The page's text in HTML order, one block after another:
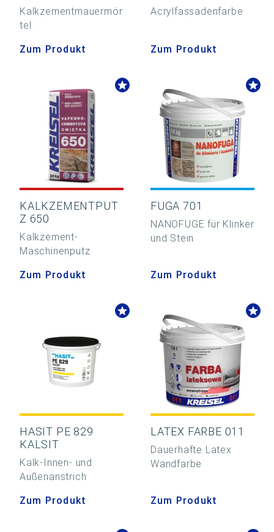
Kalkzementmauermör
tel
Zum Produkt
Acrylfassadenfarbe
Zum Produkt
KALKZEMENTPUT
Z 650
Kalkzement-
Maschinenputz
Zum Produkt
FUGA 701
NANOFUGE für Klinker
und Stein
Zum Produkt
HASIT PE 829
KALSIT
Kalk-Innen- und
Außenanstrich
Zum Produkt
LATEX FARBE 011
Dauerhafte Latex
Wandfarbe
Zum Produkt